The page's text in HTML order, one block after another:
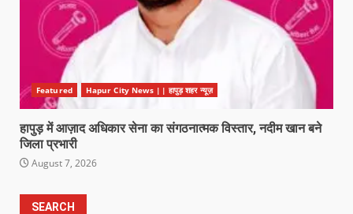
Featured Hapur City News || हापुड़ शहर न्यूज़
हापुड़ में आज़ाद अधिकार सेना का संगठनात्मक विस्तार, नदीम खान बने
जिला प्रभारी
August 7, 2026
SEARCH